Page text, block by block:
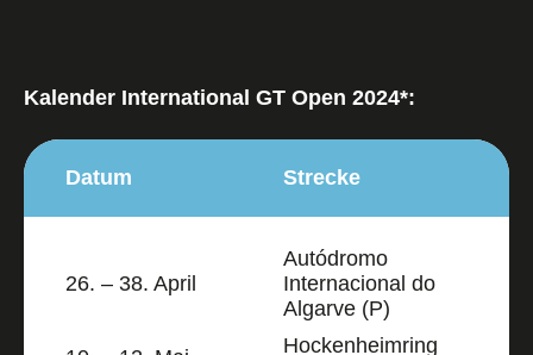
Kalender International GT Open 2024*:
Datum Strecke
26. – 38. April
Autódromo
Internacional do
Algarve (P)
Hockenheimring